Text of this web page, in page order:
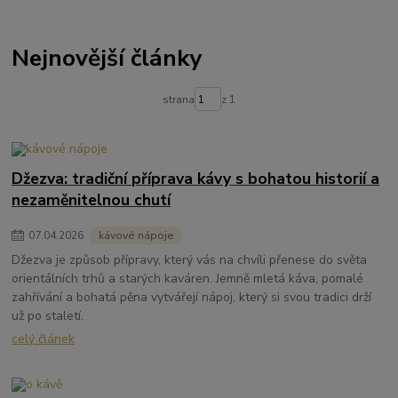
Nejnovější články
strana z 1
Džezva: tradiční příprava kávy s bohatou historií a
nezaměnitelnou chutí
07.04.2026 kávové nápoje
Džezva je způsob přípravy, který vás na chvíli přenese do světa
orientálních trhů a starých kaváren. Jemně mletá káva, pomalé
zahřívání a bohatá pěna vytvářejí nápoj, který si svou tradici drží
už po staletí.
celý článek